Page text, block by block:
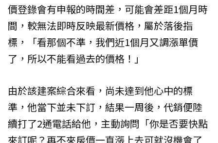
價登錄會有申報的時間差，可能會差距1個月時
間，較無法即時反映最新價格，屬於落後指
標，「看那個不準，我們近1個月又調漲單價
了，所以不能看過去的價格！」
由於該建案綜合來看，尚未達到他心中的標
準，他當下並未下訂，結果一周後，代銷便陸
續打了2通電話給他，主動詢問「你是否要快點
來訂呢？再不來房價一直漲上去可就沒機會了